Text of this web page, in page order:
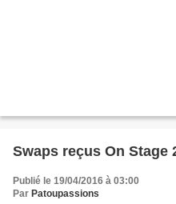
Swaps reçus On Stage
Publié le 19/04/2016 à 03:00
Par Patoupassions